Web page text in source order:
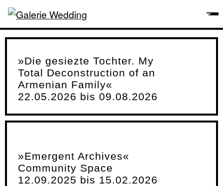
»Die gesiezte Tochter. My
Total Deconstruction of an
Armenian Family«
22.05.2026 bis 09.08.2026
»Emergent Archives«
Community Space
12.09.2025 bis 15.02.2026